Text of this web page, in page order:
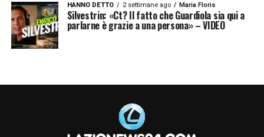
HANNO DETTO 2 settimane ago Maria Floris
Silvestrin: «Ct? Il fatto che Guardiola sia qui a
parlarne è grazie a una persona» – VIDEO